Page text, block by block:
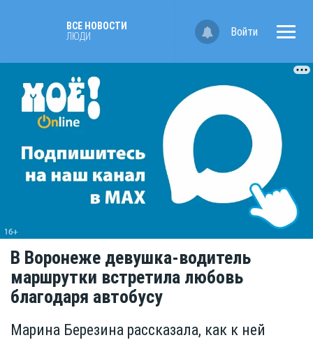
ВСЕ НОВОСТИ
ЛЮДИ
Войти
В Воронеже девушка-водитель
маршрутки встретила любовь
благодаря автобусу
Марина Березина рассказала, как к ней